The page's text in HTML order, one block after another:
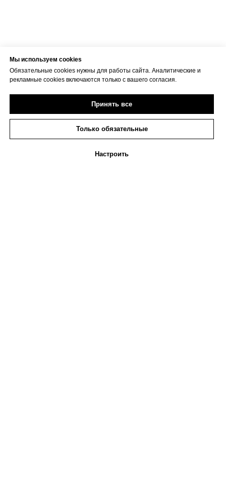
Мы используем cookies
Обязательные cookies нужны для работы сайта. Аналитические и
рекламные cookies включаются только с вашего согласия.
Принять все
Только обязательные
Настроить